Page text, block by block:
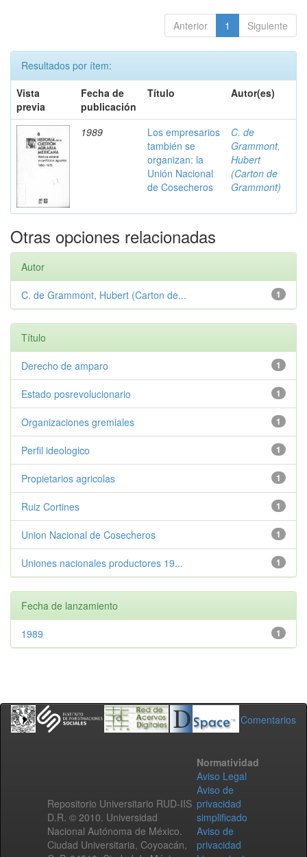
Anterior 1 Siguiente
Resultados por ítem:
Vista
previa
Fecha de
publicación
Título Autor(es)
1989
Los empresarios
también se
organizan: la
Unión Nacional
de Cosecheros
C. de
Grammont,
Hubert
(Carton de
Grammont)
Otras opciones relacionadas
Autor
1
C. de Grammont, Hubert (Carton de...
Título
1
Derecho de amparo
1
Estado posrevolucionario
1
Organizaciones gremiales
1
Perfil ideologico
1
Propietarios agricolas
1
Ruiz Cortines
1
Union Nacional de Cosecheros
1
Uniones nacionales productores 19...
Fecha de lanzamiento
1
1989
Comentarios
Repositorio Universitario RUD-IIS
D.R. © 2010. Universidad
Nacional Autónoma de México.
Ciudad Universitaria, Coyoacán,
Normatividad
Aviso Legal
Aviso de
privacidad
simplificado
Aviso de
privacidad